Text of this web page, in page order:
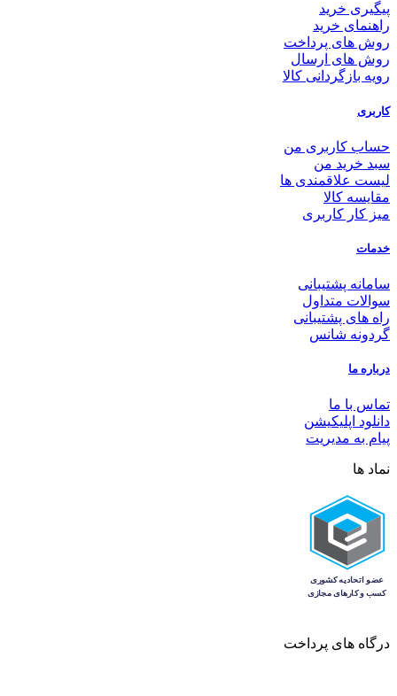
پیگیری خرید
راهنمای خرید
روش های پرداخت
روش های ارسال
رویه بازگردانی کالا
کاربری
حساب کاربری من
سبد خرید من
لیست علاقمندی ها
مقایسه کالا
میز کار کاربری
خدمات
سامانه پشتیبانی
سوالات متداول
راه های پشتیبانی
گردونه شانس
درباره ما
تماس با ما
دانلود اپلیکیشن
پیام به مدیریت
نماد ها
درگاه های پرداخت